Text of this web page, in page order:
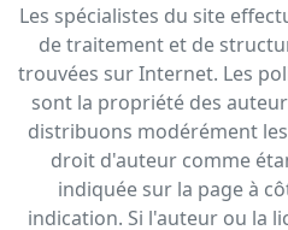
Les spécialistes du site
de traitement et de
trouvées sur Internet. Les
sont la propriété des
distribuons modérément
droit d'auteur comme
indiquée sur la page à
indication. Si l'auteur ou la